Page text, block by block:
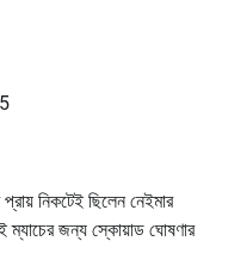
নিকটেই ছিলেন নেইমার
ম্যাচের জন্য স্কোয়াড ঘোষণার